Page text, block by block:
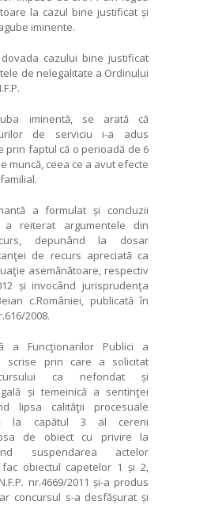
la cazul bine justificat și
iminente.
cazului bine justificat
de nelegalitate a Ordinului
iminentă, se arată că
de serviciu i-a adus
prin faptul că o perioadă de 6
muncă, ceea ce a avut efecte
a formulat și concluzii
reiterat argumentele din
depunând la dosar
de recurs apreciată ca
asemănătoare, respectiv
și invocând jurisprudenţa
c.României, publicată în
2008.
a Funcţionarilor Publici a
scrise prin care a solicitat
ca nefondat și
și temeinică a sentinţei
lipsa calităţii procesuale
la capătul 3 al cererii
de obiect cu privire la
suspendarea actelor
obiectul capetelor 1 și 2,
nr.4669/2011 și-a produs
concursul s-a desfășurat și